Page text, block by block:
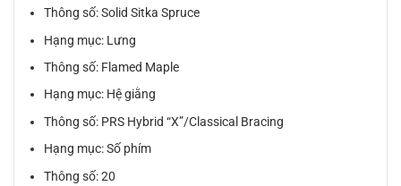
Thông số: Solid Sitka Spruce
Hạng mục: Lưng
Thông số: Flamed Maple
Hạng mục: Hệ giằng
Thông số: PRS Hybrid “X”/Classical Bracing
Hạng mục: Số phím
Thông số: 20